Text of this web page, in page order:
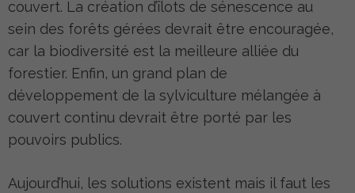
couvert. La création d’îlots de sénescence au
sein des forêts gérées devrait être encouragée,
car la biodiversité est la meilleure alliée du
forestier. Enfin, un grand plan de
développement de la sylviculture mélangée à
couvert continu devrait être porté par les
pouvoirs publics.
Aujourd’hui, les solutions existent mais il faut les